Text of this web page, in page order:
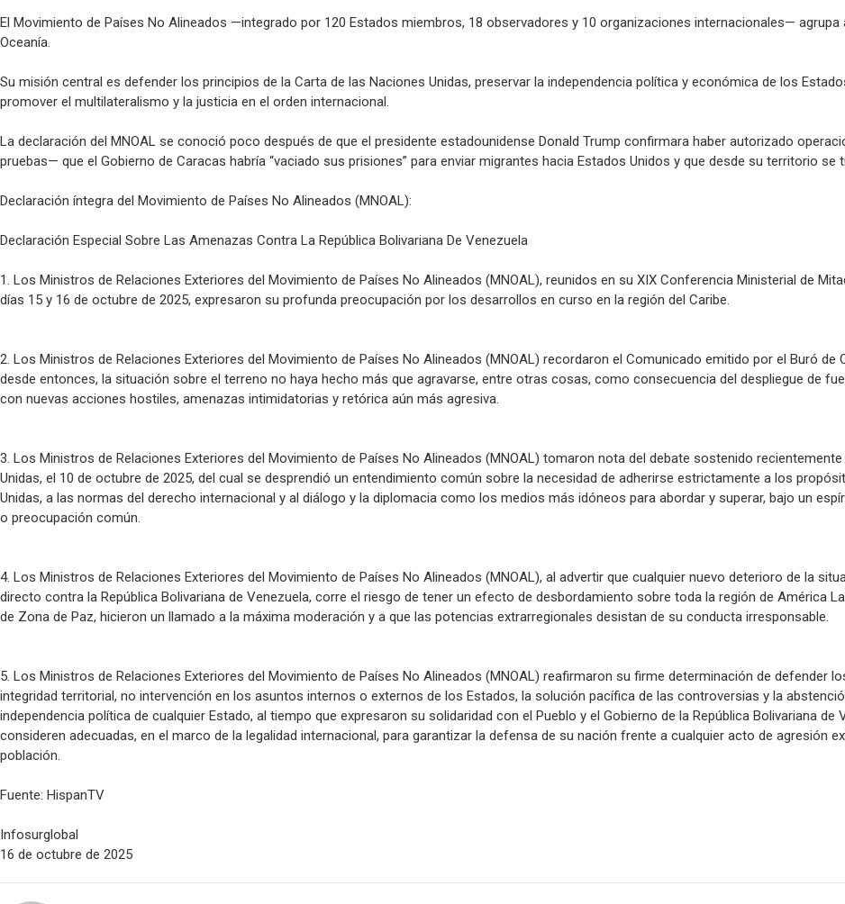
El Movimiento de Países No Alineados —integrado por 120 Estados miembros, 18 observadores y 10 organizaciones internacionales—
Oceanía.
Su misión central es defender los principios de la Carta de las Naciones Unidas, preservar la independencia política y económica de los
promover el multilateralismo y la justicia en el orden internacional.
La declaración del MNOAL se conoció poco después de que el presidente estadounidense Donald Trump confirmara haber autorizado
pruebas— que el Gobierno de Caracas habría “vaciado sus prisiones” para enviar migrantes hacia Estados Unidos y que desde su territorio se
Declaración íntegra del Movimiento de Países No Alineados (MNOAL):
Declaración Especial Sobre Las Amenazas Contra La República Bolivariana De Venezuela
1. Los Ministros de Relaciones Exteriores del Movimiento de Países No Alineados (MNOAL), reunidos en su XIX Conferencia Ministerial de
días 15 y 16 de octubre de 2025, expresaron su profunda preocupación por los desarrollos en curso en la región del Caribe.
2. Los Ministros de Relaciones Exteriores del Movimiento de Países No Alineados (MNOAL) recordaron el Comunicado emitido por el Buró
desde entonces, la situación sobre el terreno no haya hecho más que agravarse, entre otras cosas, como consecuencia del despliegue de
con nuevas acciones hostiles, amenazas intimidatorias y retórica aún más agresiva.
3. Los Ministros de Relaciones Exteriores del Movimiento de Países No Alineados (MNOAL) tomaron nota del debate sostenido
Unidas, el 10 de octubre de 2025, del cual se desprendió un entendimiento común sobre la necesidad de adherirse estrictamente a los
Unidas, a las normas del derecho internacional y al diálogo y la diplomacia como los medios más idóneos para abordar y superar, bajo un
o preocupación común.
4. Los Ministros de Relaciones Exteriores del Movimiento de Países No Alineados (MNOAL), al advertir que cualquier nuevo deterioro de la
directo contra la República Bolivariana de Venezuela, corre el riesgo de tener un efecto de desbordamiento sobre toda la región de América
de Zona de Paz, hicieron un llamado a la máxima moderación y a que las potencias extrarregionales desistan de su conducta irresponsable.
5. Los Ministros de Relaciones Exteriores del Movimiento de Países No Alineados (MNOAL) reafirmaron su firme determinación de defender
integridad territorial, no intervención en los asuntos internos o externos de los Estados, la solución pacífica de las controversias y la
independencia política de cualquier Estado, al tiempo que expresaron su solidaridad con el Pueblo y el Gobierno de la República Bolivariana
consideren adecuadas, en el marco de la legalidad internacional, para garantizar la defensa de su nación frente a cualquier acto de agresión
población.
Fuente: HispanTV
Infosurglobal
16 de octubre de 2025